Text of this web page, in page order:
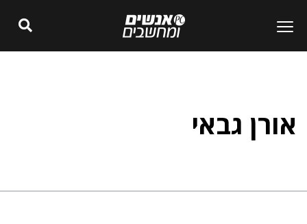
אורן גבאי